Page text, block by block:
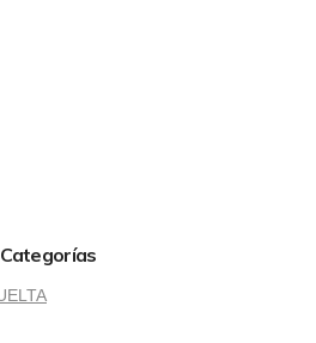
Categorías